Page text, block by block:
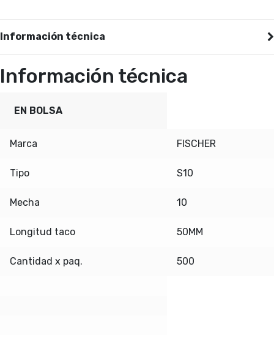
Información técnica
Información técnica
EN BOLSA
Marca FISCHER
Tipo S10
Mecha 10
Longitud taco 50MM
Cantidad x paq. 500